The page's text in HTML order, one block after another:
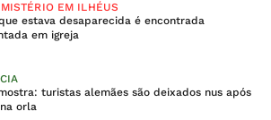
EM ILHÉUS
estava desaparecida é encontrada
em igreja
turistas alemães são deixados nus após
orla